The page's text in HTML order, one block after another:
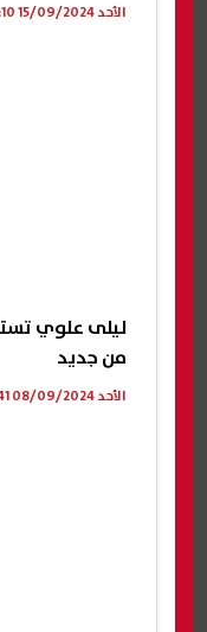
الأحد 15/09/2024 08:10 م
ليلى علوي
من جديد
الأحد 08/09/2024 02:41 م